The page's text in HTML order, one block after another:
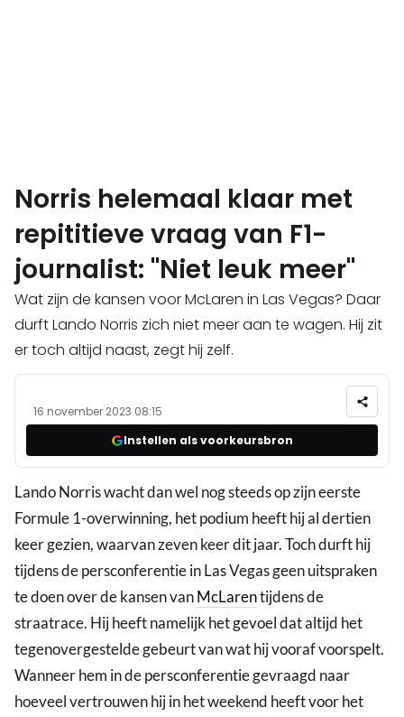
Norris helemaal klaar met
repititieve vraag van F1-
journalist: "Niet leuk meer"
Wat zijn de kansen voor McLaren in Las Vegas? Daar
durft Lando Norris zich niet meer aan te wagen. Hij zit
er toch altijd naast, zegt hij zelf.
16 november 2023 08:15
Instellen als voorkeursbron
Lando Norris wacht dan wel nog steeds op zijn eerste
Formule 1-overwinning, het podium heeft hij al dertien
keer gezien, waarvan zeven keer dit jaar. Toch durft hij
tijdens de persconferentie in Las Vegas geen uitspraken
te doen over de kansen vanMcLarentijdens de
straatrace. Hij heeft namelijk het gevoel dat altijd het
tegenovergestelde gebeurt van wat hij vooraf voorspelt.
Wanneer hem in de persconferentie gevraagd naar
hoeveel vertrouwen hij in het weekend heeft voor het